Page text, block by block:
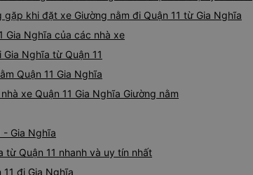
khi đặt xe Giường nằm đi Quận 11 từ Gia Nghĩa
Gia Nghĩa của các nhà xe
Nghĩa từ Quận 11
Quận 11 Gia Nghĩa
xe Quận 11 Gia Nghĩa Giường nằm
- Gia Nghĩa
từ Quận 11 nhanh và uy tín nhất
đi Gia Nghĩa